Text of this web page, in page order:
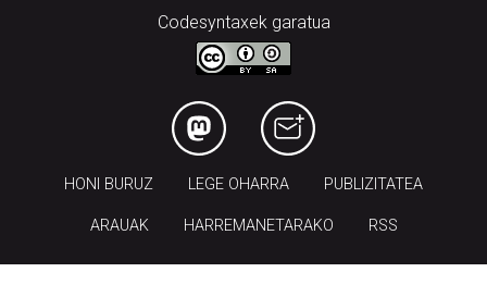
Codesyntaxek garatua
HONI BURUZ LEGE OHARRA PUBLIZITATEA
ARAUAK HARREMANETARAKO RSS